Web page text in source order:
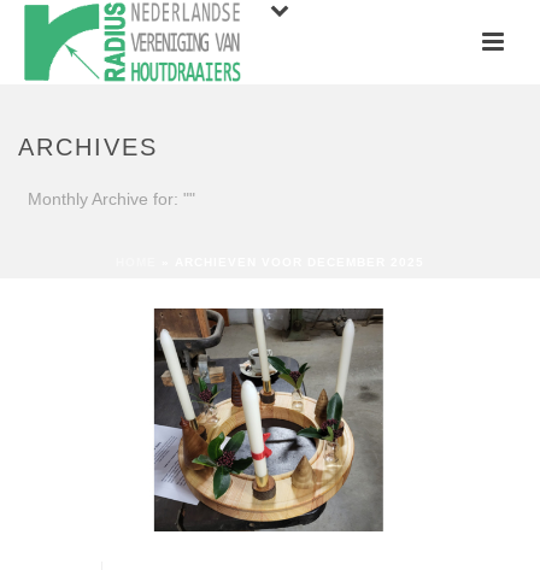
ARCHIVES
Monthly Archive for: ""